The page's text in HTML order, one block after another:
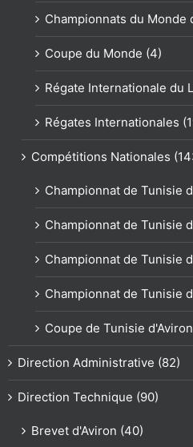
Championnats du Monde
Coupe du Monde (4)
Régate Internationale du
Régates Internationales
Compétitions Nationales
Championnat de Tunisie
Championnat de Tunisie
Championnat de Tunisie
Championnat de Tunisie
Coupe de Tunisie
Direction Administrative (82)
Direction Technique (90)
Brevet d'Aviron (40)